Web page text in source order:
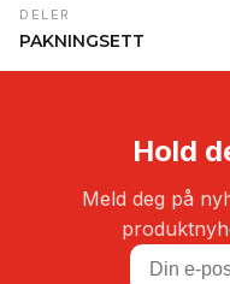
DELER
PAKNINGSETT
Hold
Meld deg på